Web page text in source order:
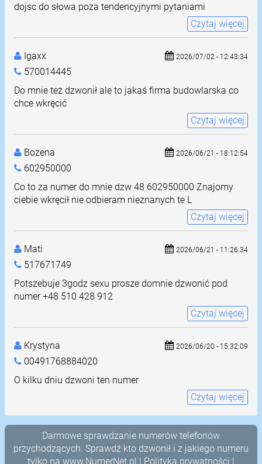
dojsc do słowa poza tendencyjnymi pytaniami
Czytaj więcej
Igaxx
570014445
2026/07/02 - 12:43:34
Do mnie też dzwonił ale to jakaś firma budowlarska co
chce wkręcić
Czytaj więcej
Bozena
602950000
2026/06/21 - 18:12:54
Co to za numer do mnie dzw 48 602950000 Znajomy
ciebie wkręcił nie odbieram nieznanych te L
Czytaj więcej
Mati
517671749
2026/06/21 - 11:26:34
Potszebuje 3godz sexu prosze domnie dzwonić pod
numer +48 510 428 912
Czytaj więcej
Krystyna
00491768884020
2026/06/20 - 15:32:09
O kilku dniu dzwoni ten numer
Czytaj więcej
Darmowe sprawdzanie numerów telefonów
przychodzących. Sprawdź kto dzwonił i z jakiego numeru
tylko na www.NumerNet.pl | Polityka prywatności |